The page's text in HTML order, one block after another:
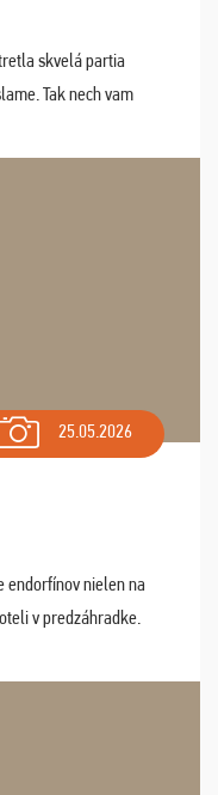
skvelá partia
Tak nech vam
veľa ta ...
25.05.2026
endorfínov nielen na
v predzáhradke.
rok : ...